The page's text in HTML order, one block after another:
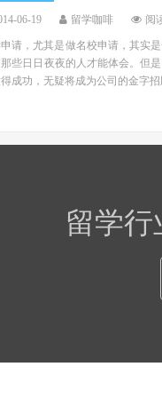
06-19 留学咖啡 阅
请，尤其是做名校申请，其实
些日日夜夜的人才能体会。但
成功，无疑将成为公司的金字
留学